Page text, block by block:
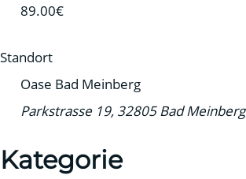
89.00€
Standort
Oase Bad Meinberg
Parkstrasse 19, 32805 Bad Meinberg
Kategorie